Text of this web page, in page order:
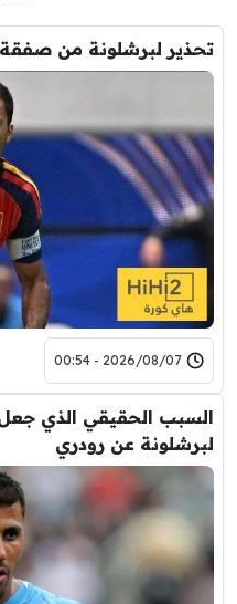
تحذير لبرشلونة من
2026/08/07 - 00:54
السبب الحقيقي الذي جعل
لبرشلونة عن رودري